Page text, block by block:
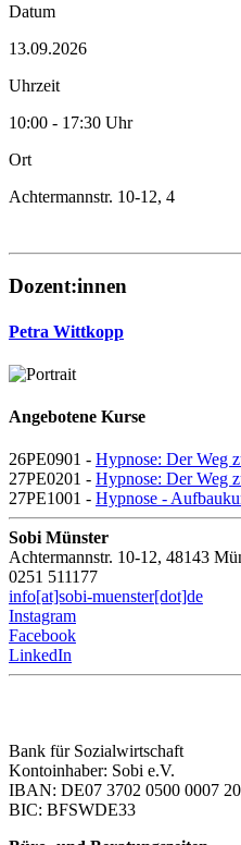
Datum
13.09.2026
Uhrzeit
10:00 - 17:30 Uhr
Ort
Achtermannstr. 10-12, 4
Dozent:innen
Petra Wittkopp
Angebotene Kurse
26PE0901 - Hypnose: Der Weg
27PE0201 - Hypnose: Der Weg
27PE1001 - Hypnose -
Sobi Münster
Achtermannstr. 10-12, 48143
0251 511177
info[at]sobi-muenster[dot]de
Instagram
Facebook
LinkedIn
Bank für Sozialwirtschaft
Kontoinhaber: Sobi e.V.
IBAN: DE07 3702 0500 0007
BIC: BFSWDE33